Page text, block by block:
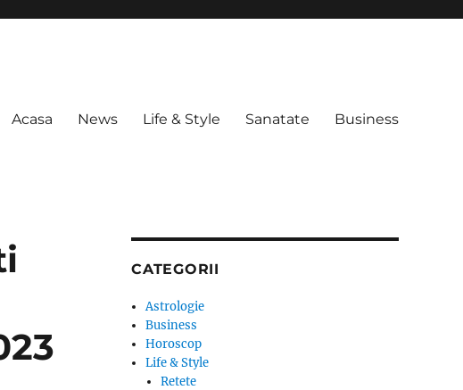
Acasa News Life & Style Sanatate Business
CATEGORII
Astrologie
Business
Horoscop
Life & Style
Retete